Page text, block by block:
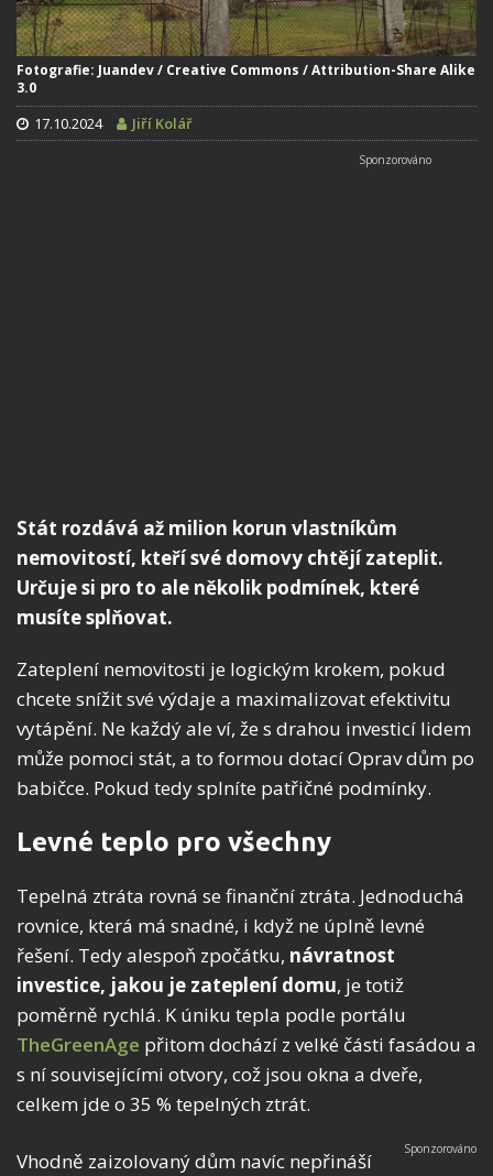
Fotografie: Juandev / Creative Commons / Attribution-Share Alike
3.0
17.10.2024 Jiří Kolář
Stát rozdává až milion korun vlastníkům
nemovitostí, kteří své domovy chtějí zateplit.
Určuje si pro to ale několik podmínek, které
musíte splňovat.
Zateplení nemovitosti je logickým krokem, pokud
chcete snížit své výdaje a maximalizovat efektivitu
vytápění. Ne každý ale ví, že s drahou investicí lidem
může pomoci stát, a to formou dotací Oprav dům po
babičce. Pokud tedy splníte patřičné podmínky.
Levné teplo pro všechny
Tepelná ztráta rovná se finanční ztráta. Jednoduchá
rovnice, která má snadné, i když ne úplně levné
řešení. Tedy alespoň zpočátku, návratnost
investice, jakou je zateplení domu, je totiž
poměrně rychlá. K úniku tepla podle portálu
TheGreenAge přitom dochází z velké části fasádou a
s ní souvisejícími otvory, což jsou okna a dveře,
celkem jde o 35 % tepelných ztrát.
Vhodně zaizolovaný dům navíc nepřináší